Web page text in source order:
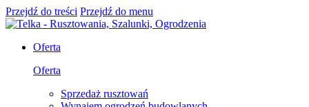
Przejdź do treści Przejdź do menu
Oferta
Oferta
Sprzedaż rusztowań